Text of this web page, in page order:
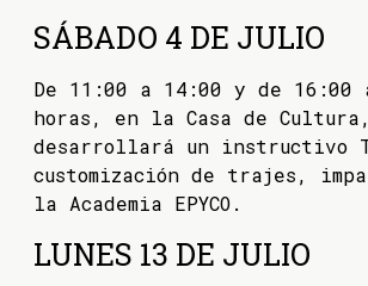
SÁBADO 4 DE JULIO
De 11:00 a 14:00 y de 16:00
horas, en la Casa de
desarrollará un instructivo
customización de trajes,
la Academia EPYCO.
LUNES 13 DE JULIO